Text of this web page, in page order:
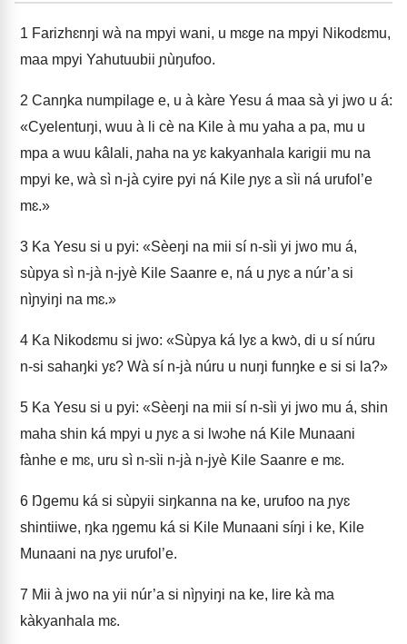
1 Farizhɛnŋi wà na mpyi wani, u mɛge na mpyi Nikodɛmu,
maa mpyi Yahutuubii ɲùŋufoo.
2 Canŋka numpilage e, u à kàre Yesu á maa sà yi jwo u á:
«Cyelentuŋi, wuu à li cè na Kile à mu yaha a pa, mu u
mpa a wuu kâlali, ɲaha na yɛ kakyanhala karigii mu na
mpyi ke, wà sì n‑jà cyire pyi ná Kile ɲyɛ a sìi ná urufol’e
mɛ.»
3 Ka Yesu si u pyi: «Sèeŋi na mii sí n‑sìi yi jwo mu á,
sùpya sì n‑jà n‑jyè Kile Saanre e, ná u ɲyɛ a núr’a si
nìɲyiŋi na mɛ.»
4 Ka Nikodɛmu si jwo: «Sùpya ká lyɛ a kwɔ̀, di u sí núru
n‑si sahaŋki yɛ? Wà sí n‑jà núru u nuŋi funŋke e si si la?»
5 Ka Yesu si u pyi: «Sèeŋi na mii sí n‑sìi yi jwo mu á, shin
maha shin ká mpyi u ɲyɛ a si lwɔhe ná Kile Munaani
fànhe e mɛ, uru sì n‑sìi n‑jà n‑jyè Kile Saanre e mɛ.
6 Ŋgemu ká si sùpyii siŋkanna na ke, urufoo na ɲyɛ
shintiiwe, ŋka ŋgemu ká si Kile Munaani síŋi i ke, Kile
Munaani na ɲyɛ urufol’e.
7 Mii à jwo na yii núr’a si nìɲyiŋi na ke, lire kà ma
kàkyanhala mɛ.